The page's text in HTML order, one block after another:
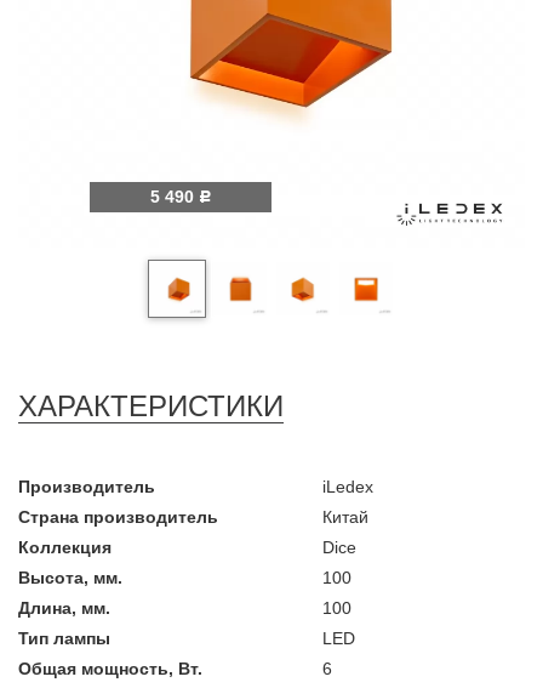
5 490 Р
ХАРАКТЕРИСТИКИ
Производитель
iLedex
Страна производитель
Китай
Коллекция
Dice
Высота, мм.
100
Длина, мм.
100
Тип лампы
LED
Общая мощность, Вт.
6